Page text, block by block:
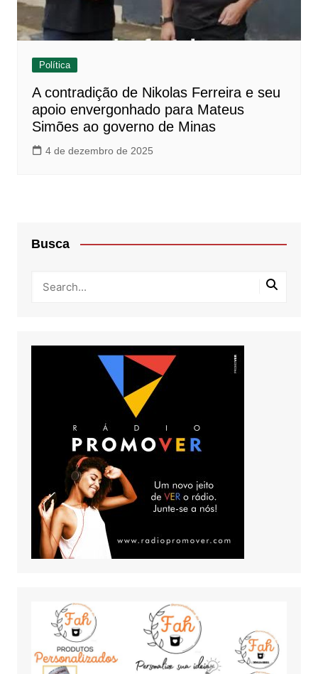
Política
A contradição de Nikolas Ferreira e seu
apoio envergonhado para Mateus
Simões ao governo de Minas
4 de dezembro de 2025
Busca